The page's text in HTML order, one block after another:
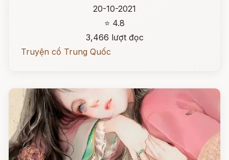
20-10-2021
⭐ 4.8
3,466 lượt đọc
Truyện cổ Trung Quốc